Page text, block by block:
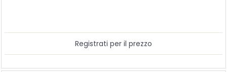
Registrati per il prezzo